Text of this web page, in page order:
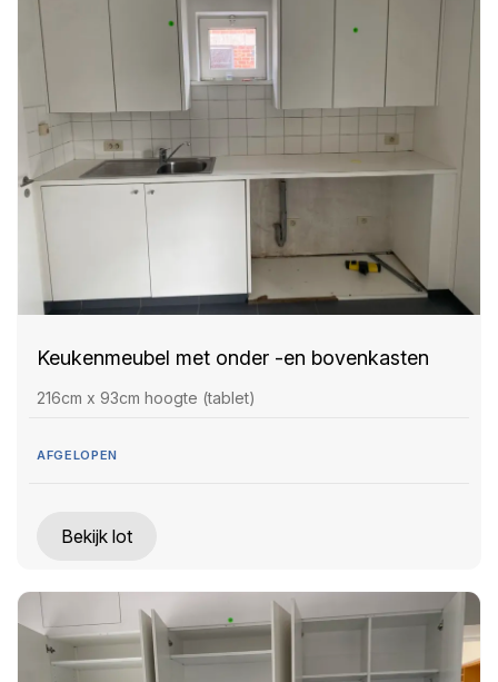
Keukenmeubel met onder -en bovenkasten
216cm x 93cm hoogte (tablet)
AFGELOPEN
Bekijk lot